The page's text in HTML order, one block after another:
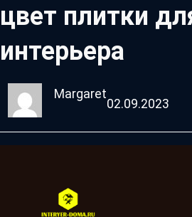
цвет плитки
интерьера
Margaret
02.09.2023